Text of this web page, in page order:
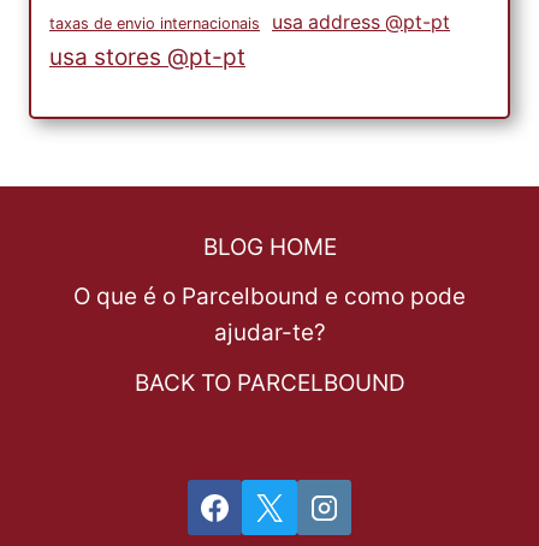
taxas de envio internacionais usa address @pt-pt
usa stores @pt-pt
BLOG HOME
O que é o Parcelbound e como pode
ajudar-te?
BACK TO PARCELBOUND